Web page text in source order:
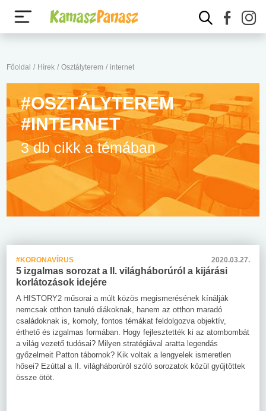
Főoldal / Hírek / Osztályterem / internet
#OSZTÁLYTEREM
#INTERNET
3 db cikk a témában
#KORONAVÍRUS 2020.03.27.
5 izgalmas sorozat a II. világháborúról a kijárási
korlátozások idejére
A HISTORY2 műsorai a múlt közös megismerésének kínálják
nemcsak otthon tanuló diákoknak, hanem az otthon maradó
családoknak is, komoly, fontos témákat feldolgozva objektív,
érthető és izgalmas formában. Hogy fejlesztették ki az atombombát
a világ vezető tudósai? Milyen stratégiával aratta legendás
győzelmeit Patton tábornok? Kik voltak a lengyelek ismeretlen
hősei? Ezúttal a II. világháborúról szóló sorozatok közül gyűjtöttek
össze ötöt.